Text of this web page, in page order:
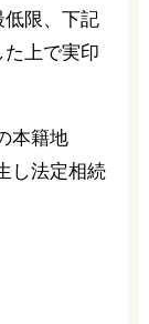
低限、下記
上で実印
本籍地
し法定相続